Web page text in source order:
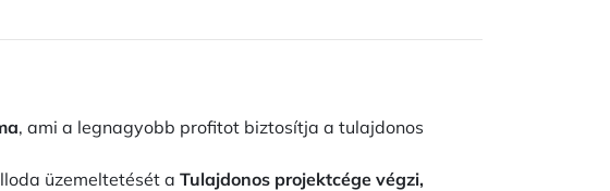
, ami a legnagyobb profitot biztosítja a tulajdonos
üzemeltetését a Tulajdonos projektcége végzi,